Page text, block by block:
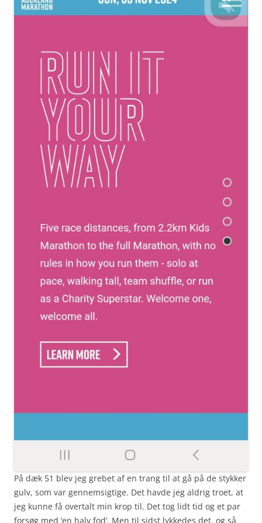
På dæk 51 blev jeg grebet af en trang til at gå på de stykker
gulv, som var gennemsigtige. Det havde jeg aldrig troet, at
jeg kunne få overtalt min krop til. Det tog lidt tid og et par
forsøg med ‘en halv fod’. Men til sidst lykkedes det, og så